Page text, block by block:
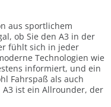
aus sportlichem
ob Sie den A3 in der
fühlt sich in jeder
Technologien wie
informiert, und ein
Fahrspaß als auch
ist ein Allrounder, der